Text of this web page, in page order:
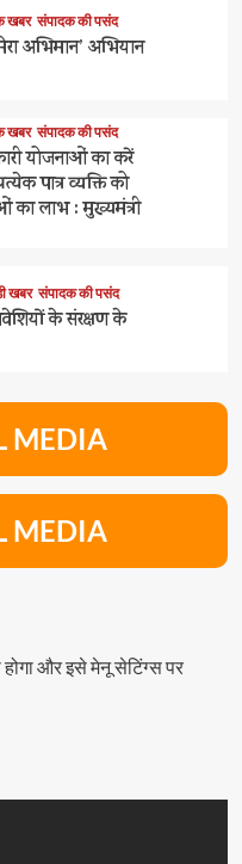
खबर संपादक की पसंद
अभिमान’ अभियान
खबर संपादक की पसंद
योजनाओं का करें
पात्र व्यक्ति को
का लाभ : मुख्यमंत्री
खबर संपादक की पसंद
के संरक्षण के
MEDIA
MEDIA
और इसे मेनू सेटिंग्स पर